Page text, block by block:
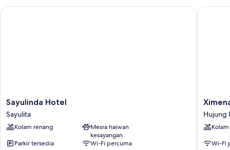
Sayulinda
Hotel
Sayulita
Sayulinda Hotel
Sayulita
Kolam renang
Mesra haiwan
kesayangan
Parkir tersedia
Wi-Fi percuma
Sayulinda Hotel
Ximena
Hotel
Hujung
Hujung
Wi-Fi
Ximena